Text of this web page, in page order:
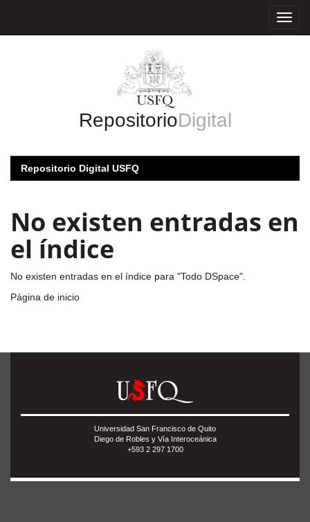
RepositorioDigital
Repositorio Digital USFQ
No existen entradas en
el índice
No existen entradas en el índice para "Todo DSpace".
Página de inicio
Universidad San Francisco de Quito
Diego de Robles y Vía Interoceánica
+593 2 297 1700